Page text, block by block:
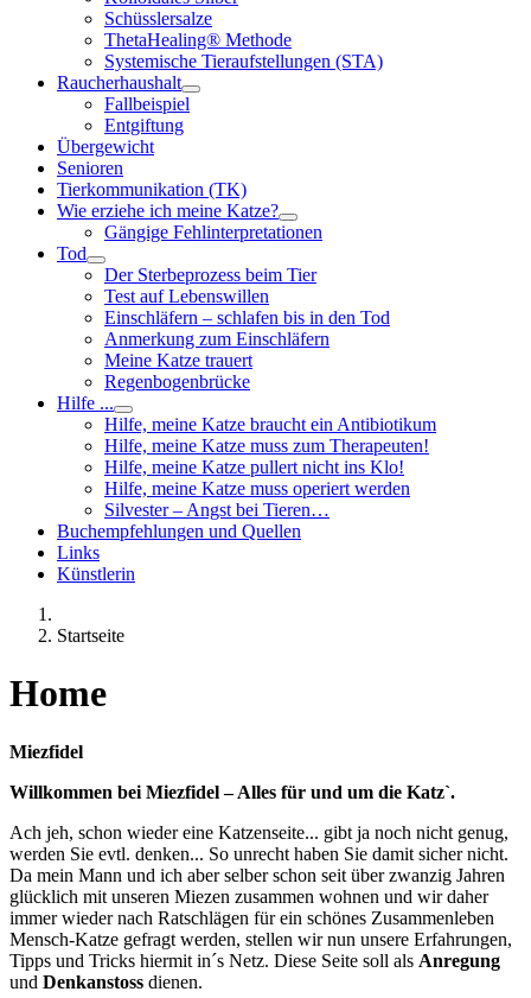
Schüsslersalze
ThetaHealing® Methode
Systemische Tieraufstellungen (STA)
Raucherhaushalt
Fallbeispiel
Entgiftung
Übergewicht
Senioren
Tierkommunikation (TK)
Wie erziehe ich meine Katze?
Gängige Fehlinterpretationen
Tod
Der Sterbeprozess beim Tier
Test auf Lebenswillen
Einschläfern – schlafen bis in den Tod
Anmerkung zum Einschläfern
Meine Katze trauert
Regenbogenbrücke
Hilfe ...
Hilfe, meine Katze braucht ein Antibiotikum
Hilfe, meine Katze muss zum Therapeuten!
Hilfe, meine Katze pullert nicht ins Klo!
Hilfe, meine Katze muss operiert werden
Silvester – Angst bei Tieren…
Buchempfehlungen und Quellen
Links
Künstlerin
Startseite
Home
Miezfidel
Willkommen bei Miezfidel – Alles für und um die Katz`.
Ach jeh, schon wieder eine Katzenseite... gibt ja noch nicht genug,
werden Sie evtl. denken... So unrecht haben Sie damit sicher nicht.
Da mein Mann und ich aber selber schon seit über zwanzig Jahren
glücklich mit unseren Miezen zusammen wohnen und wir daher
immer wieder nach Ratschlägen für ein schönes Zusammenleben
Mensch-Katze gefragt werden, stellen wir nun unsere Erfahrungen,
Tipps und Tricks hiermit in´s Netz. Diese Seite soll als Anregung
und Denkanstoss dienen.